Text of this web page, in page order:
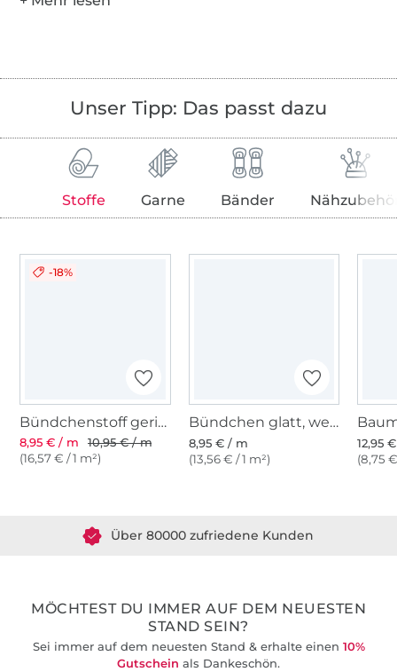
Unser Tipp: Das passt dazu
Stoffe Garne Bänder
-18%
Bündchenstoff gerippt weiss
8,95 € / m
10,95 € / m
(16,57 € / 1 m²)
Bündchen glatt, weiß
8,95 € / m
(13,56 € / 1 m²)
12,95
(8,75
MÖCHTEST DU IMMER AUF DEM NEUESTEN
STAND SEIN?
Sei immer auf dem neuesten Stand & erhalte einen 10%
Gutschein als Dankeschön.